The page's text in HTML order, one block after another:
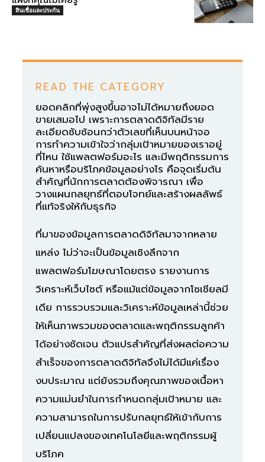
สินเชื่อและประกัน
READ THE CATEGORY
ยอดคลิกที่พุ่งสูงขึ้นอาจไม่ได้หมายถึงยอด
ขายเสมอไป เพราะการตลาดดิจิทัลมีราย
ละเอียดซับซ้อนกว่าตัวเลขที่เห็นบนหน้าจอ
การทำความเข้าใจว่ากลุ่มเป้าหมายของเราอยู่
ที่ไหน ใช้แพลตฟอร์มอะไร และมีพฤติกรรมการ
ค้นหาหรือบริโภคข้อมูลอย่างไร คือจุดเริ่มต้น
สำคัญที่นักการตลาดต้องพิจารณา เพื่อ
วางแผนกลยุทธ์ที่ตอบโจทย์และสร้างผลลัพธ์
ที่แท้จริงให้กับธุรกิจ
ที่มาของข้อมูลการตลาดดิจิทัลมาจากหลาย
แหล่ง ไม่ว่าจะเป็นข้อมูลเชิงลึกจาก
แพลตฟอร์มโฆษณาโดยตรง รายงานการ
วิเคราะห์เว็บไซต์ หรือแม้แต่ข้อมูลจากโซเชียลมี
เดีย การรวบรวมและวิเคราะห์ข้อมูลเหล่านี้ช่วย
ให้เห็นภาพรวมของตลาดและพฤติกรรมลูกค้า
ได้อย่างชัดเจน ตัวแปรสำคัญที่ส่งผลต่อความ
สำเร็จของการตลาดดิจิทัลจึงไม่ได้มีแค่เรื่อง
งบประมาณ แต่ยังรวมถึงคุณภาพของเนื้อหา
ความแม่นยำในการกำหนดกลุ่มเป้าหมาย และ
ความสามารถในการปรับกลยุทธ์ให้เข้ากับการ
เปลี่ยนแปลงของเทคโนโลยีและพฤติกรรมผู้
บริโภค